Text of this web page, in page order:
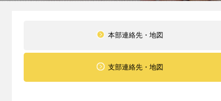
本部連絡先・地図
支部連絡先・地図